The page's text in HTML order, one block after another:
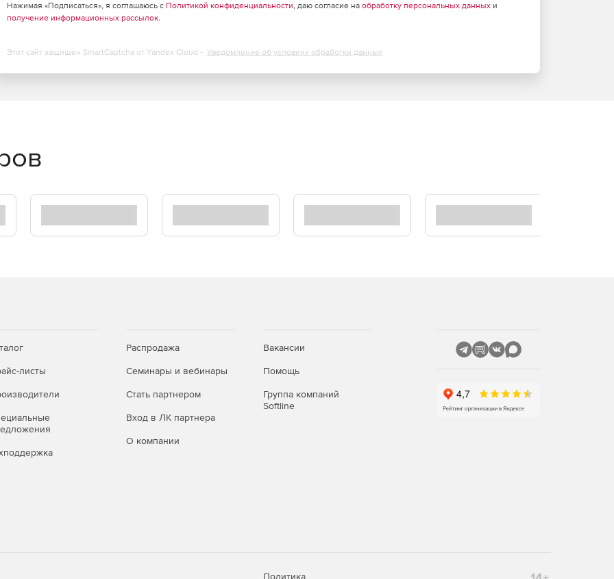
Нажимая «Подписаться», я соглашаюсь с Политикой конфиденциальности, даю согласие на обработку персональных данныхи
получение информационных рассылок.
Этот сайт защищен SmartCaptcha от Yandex Cloud - Уведомление об условиях обработки данных
листы
Распродажа
Семинары и вебинары
Стать партнером
Вход в ЛК партнера
О компании
Вакансии
Помощь
Группа компаний
Softline
Политика